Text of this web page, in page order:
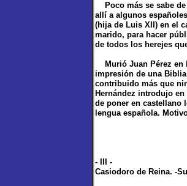
Poco más se sabe de
allí a algunos
(hija de Luis XII) en el
marido, para hacer
de todos los herejes
Murió Juan Pérez en
impresión de una
contribuido más que
Hernández introdujo
de poner en castellano
lengua española.
- III -
Casiodoro de Reina. -